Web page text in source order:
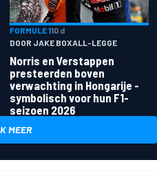
FORMULE 110 d
DOOR JAKE BOXALL-LEGGE
Norris en Verstappen
presteerden boven
verwachting in Hongarije -
symbolisch voor hun F1-
seizoen 2026
MEER